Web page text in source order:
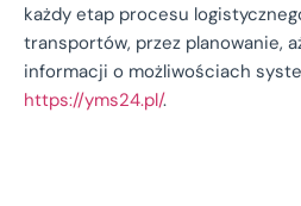
każdy etap procesu
transportów, przez planowanie,
informacji o możliwościach
https://yms24.pl/.